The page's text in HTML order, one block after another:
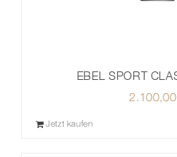
EBEL SPORT
Jetzt kaufen